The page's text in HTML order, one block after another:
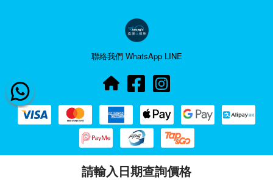
請輸入日期查詢價格
聯絡我們 WhatsApp LINE
© 2026 Young's Holidays Ltd 悠揚假期有限公司. All right reserved.
旅行社牌照號碼 354061